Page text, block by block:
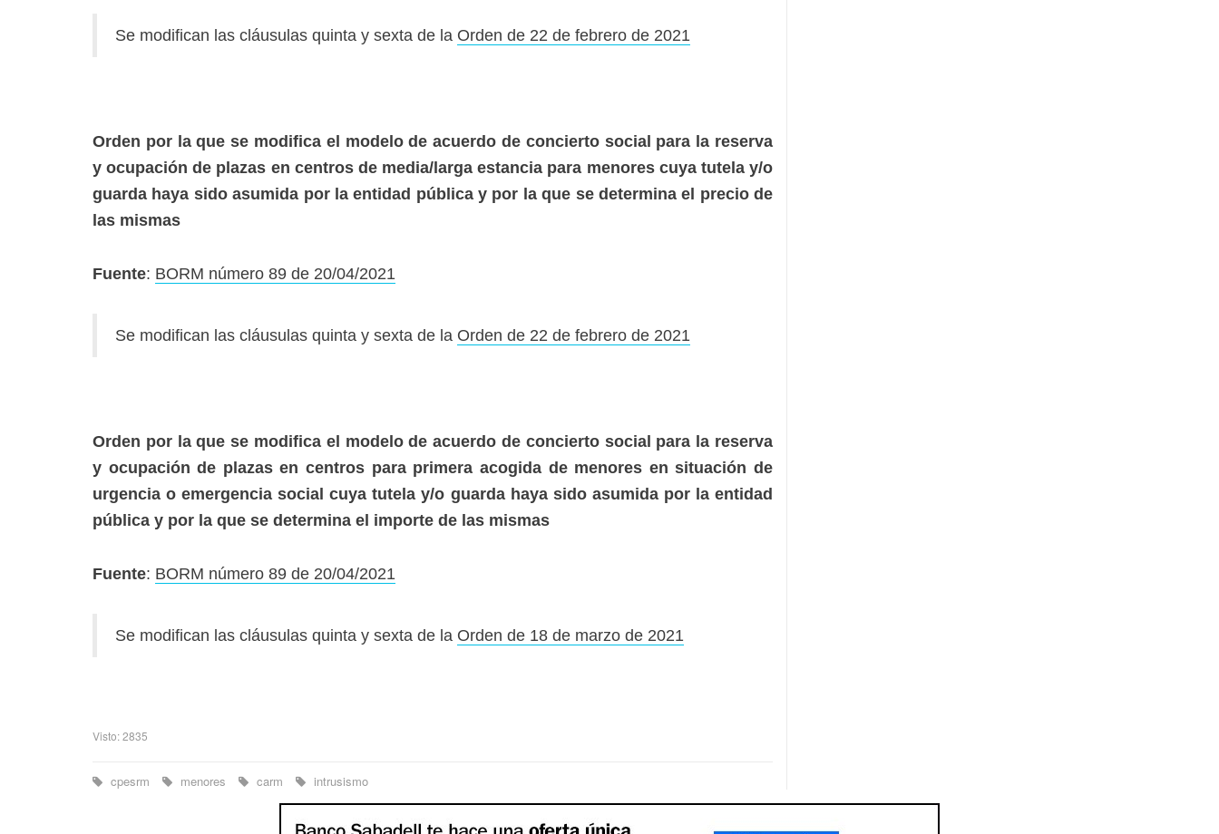
Se modifican las cláusulas quinta y sexta de la Orden de 22 de febrero de 2021
Orden por la que se modifica el modelo de acuerdo de concierto social para la reserva
y ocupación de plazas en centros de media/larga estancia para menores cuya tutela y/o
guarda haya sido asumida por la entidad pública y por la que se determina el precio de
las mismas
Fuente: BORM número 89 de 20/04/2021
Se modifican las cláusulas quinta y sexta de la Orden de 22 de febrero de 2021
Orden por la que se modifica el modelo de acuerdo de concierto social para la reserva
y ocupación de plazas en centros para primera acogida de menores en situación de
urgencia o emergencia social cuya tutela y/o guarda haya sido asumida por la entidad
pública y por la que se determina el importe de las mismas
Fuente: BORM número 89 de 20/04/2021
Se modifican las cláusulas quinta y sexta de la Orden de 18 de marzo de 2021
Visto: 2835
cpesrm menores carm intrusismo